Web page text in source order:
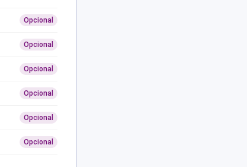
Opcional
Opcional
Opcional
Opcional
Opcional
Opcional